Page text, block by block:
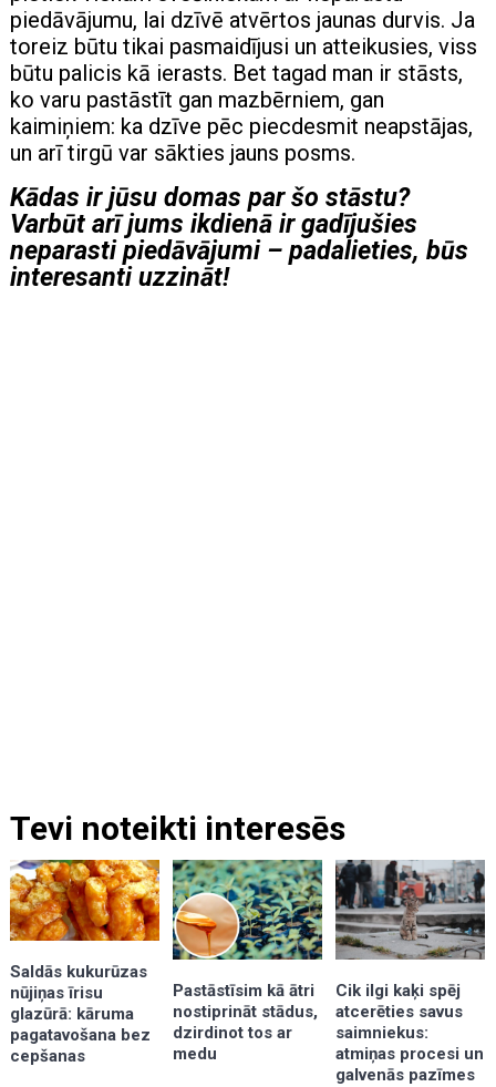
piedāvājumu, lai dzīvē atvērtos jaunas durvis. Ja
toreiz būtu tikai pasmaidījusi un atteikusies, viss
būtu palicis kā ierasts. Bet tagad man ir stāsts,
ko varu pastāstīt gan mazbērniem, gan
kaimiņiem: ka dzīve pēc piecdesmit neapstājas,
un arī tirgū var sākties jauns posms.
Kādas ir jūsu domas par šo stāstu?
Varbūt arī jums ikdienā ir gadījušies
neparasti piedāvājumi – padalieties, būs
interesanti uzzināt!
Tevi noteikti interesēs
Saldās kukurūzas
nūjiņas īrisu
glazūrā: kāruma
pagatavošana bez
cepšanas
Pastāstīsim kā ātri
nostiprināt stādus,
dzirdinot tos ar
medu
Cik ilgi kaķi spēj
atcerēties savus
saimniekus:
atmiņas procesi un
galvenās pazīmes